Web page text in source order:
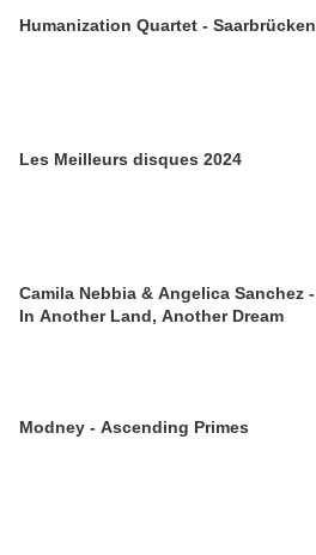
Humanization Quartet - Saarbrücken
Les Meilleurs disques 2024
Camila Nebbia & Angelica Sanchez -
In Another Land, Another Dream
Modney - Ascending Primes